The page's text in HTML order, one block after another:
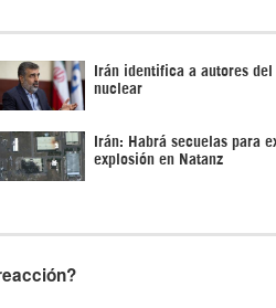
Irán identifica a autores del
nuclear
Irán: Habrá secuelas para
explosión en Natanz